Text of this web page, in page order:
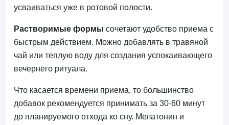
усваиваться уже в ротовой полости.
Растворимые формы сочетают удобство приема с
быстрым действием. Можно добавлять в травяной
чай или теплую воду для создания успокаивающего
вечернего ритуала.
Что касается времени приема, то большинство
добавок рекомендуется принимать за 30-60 минут
до планируемого отхода ко сну. Мелатонин и